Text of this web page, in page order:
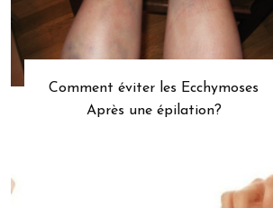
Comment éviter les Ecchymoses
Après une épilation?